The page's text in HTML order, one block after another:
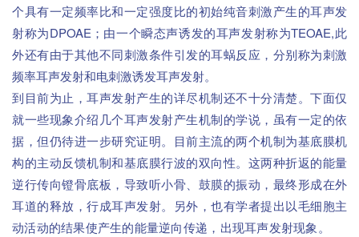
个具有一定频率比和一定强度比的初始纯音刺激产生的耳声发
射称为DPOAE； 由一个瞬态声诱发的耳声发射称为TEOAE,此
外还有由于其他不同刺激条件引发的耳蜗反应 ， 分别称为刺激
频率耳声发射和电刺激诱发耳声发射。
到目前为止 ， 耳声发射产生的详尽机制还不十分清楚 。
下面仅
就一些现象介绍几个耳声发射产生机制的学说 ， 虽有一定的依
据 ， 但仍待进一步研究证明 。
目前主流的两个机制为基底膜机
构的主动反馈机制和基底膜行波的双向性。
这两种折返的能量
逆行传向镫骨底板 ， 导致听小骨 鼓膜的振动 ， 最终形成在外
耳道的释放 ， 行成耳声发射。 另外 ， 也有学者提出以毛细胞主
动活动的结果使产生的能量逆向传递 ， 出现耳声发射现象 。